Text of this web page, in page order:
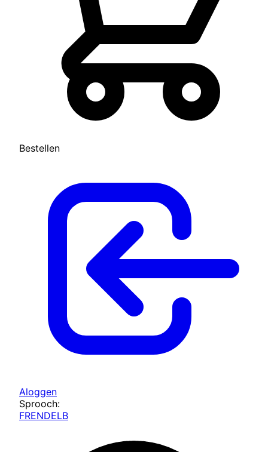
Bestellen
Aloggen
Sprooch:
FRENDELB